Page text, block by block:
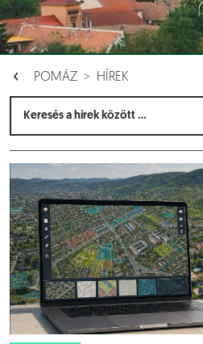
POMÁZ HÍREK